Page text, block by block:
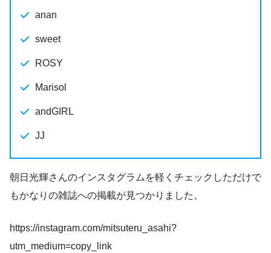
anan
sweet
ROSY
Marisol
andGIRL
JJ
朝日光輝さんのインスタグラムを軽くチェックしただけで
もかなりの雑誌への掲載が見つかりました。
https://instagram.com/mitsuteru_asahi?
utm_medium=copy_link